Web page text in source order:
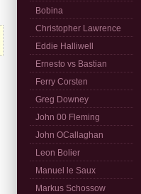
Bobina
Christopher Lawrence
Eddie Halliwell
Ernesto vs Bastian
Ferry Corsten
Greg Downey
John 00 Fleming
John OCallaghan
Leon Bolier
Manuel le Saux
Markus Schossow